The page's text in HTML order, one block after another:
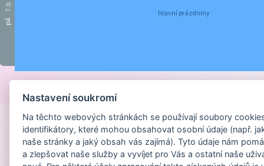
pá
7.8.
hlavní prázdniny
Nastavení soukromí
Na těchto webových stránkách se používají soubory
identifikátory, které mohou obsahovat osobní údaje (např.
naše stránky a jaký obsah vás zajímá). Tyto údaje nám
a zlepšovat naše služby a vyvíjet pro Vás a ostatní naše